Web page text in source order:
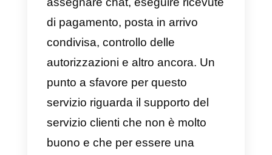
f) Sirena
Sirenaè un’applicazione
abbastanza completa, ha
integrazioni per strumenti come